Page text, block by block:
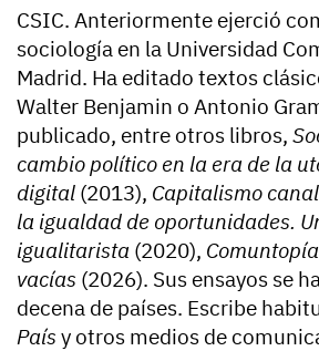
CSIC. Anteriormente ejerció
sociología en la Universidad
Madrid. Ha editado textos
Walter Benjamin o Antonio
publicado, entre otros libros,
cambio político en la era de la
digital (2013), Capitalismo
la igualdad de oportunidades.
igualitarista (2020), Comuntopía
vacías (2026). Sus ensayos se
decena de países. Escribe
País y otros medios de